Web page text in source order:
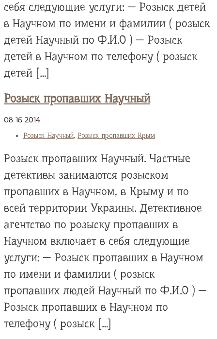
себя следующие услуги: — Розыск детей
в Научном по имени и фамилии ( розыск
детей Научный по Ф.И.О ) — Розыск
детей в Научном по телефону ( розыск
детей […]
Розыск пропавших Научный
08 16 2014
Розыск Научный, Розыск пропавших Крым
Розыск пропавших Научный. Частные
детективы занимаются розыском
пропавших в Научном, в Крыму и по
всей территории Украины. Детективное
агентство по розыску пропавших в
Научном включает в себя следующие
услуги: — Розыск пропавших в Научном
по имени и фамилии ( розыск
пропавших людей Научный по Ф.И.О ) —
Розыск пропавших в Научном по
телефону ( розыск […]